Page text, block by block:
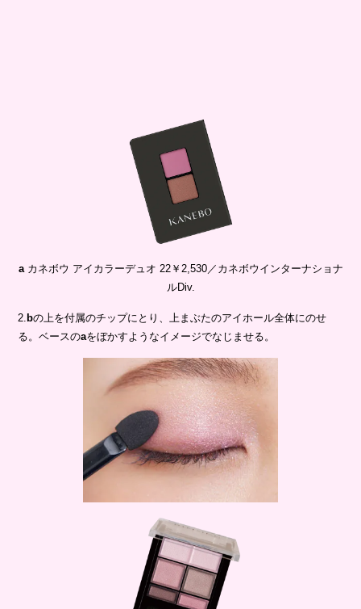
aカネボウ アイカラーデュオ 22￥2,530／カネボウインターナショナ
ルDiv.
2. bの上を付属のチップにとり、上まぶたのアイホール全体にのせ
る。ベースのaをぼかすようなイメージでなじませる。